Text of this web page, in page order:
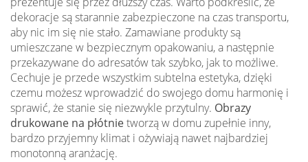
dekoracje są starannie zabezpieczone na czas transportu,
aby nic im się nie stało. Zamawiane produkty są
umieszczane w bezpiecznym opakowaniu, a następnie
przekazywane do adresatów tak szybko, jak to możliwe.
Cechuje je przede wszystkim subtelna estetyka, dzięki
czemu możesz wprowadzić do swojego domu harmonię i
sprawić, że stanie się niezwykle przytulny. Obrazy
drukowane na płótnietworzą w domu zupełnie inny,
bardzo przyjemny klimat i ożywiają nawet najbardziej
monotonną aranżację.